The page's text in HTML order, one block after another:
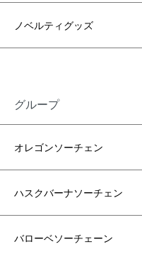
ノベルティグッズ
グループ
オレゴンソーチェン
ハスクバーナソーチェン
バローベソーチェーン